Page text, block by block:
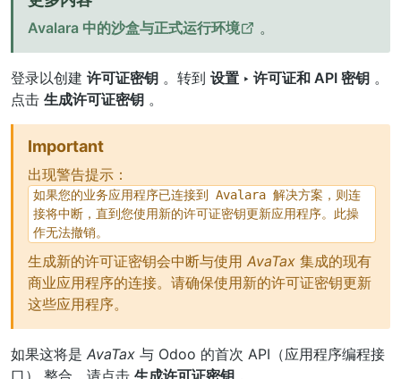
Avalara 中的沙盒与正式运行环境 。
登录以创建 许可证密钥 。转到 设置 ‣ 许可证和 API 密钥 。
点击 生成许可证密钥 。
Important
出现警告提示：
如果您的业务应用程序已连接到 Avalara 解决方案，则连
接将中断，直到您使用新的许可证密钥更新应用程序。此操
作无法撤销。
生成新的许可证密钥会中断与使用 AvaTax 集成的现有
商业应用程序的连接。请确保使用新的许可证密钥更新
这些应用程序。
如果这将是 AvaTax 与 Odoo 的首次 API（应用程序编程接
口）
整合，请点击 生成许可证密钥 。